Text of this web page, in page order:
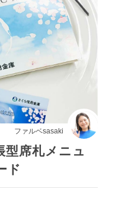
ファルベsasaki
型席札メニュ
ド